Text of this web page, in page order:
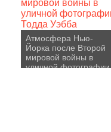
Атмосфера Нью-
Йорка после Второй
мировой войны в
уличной фотографии